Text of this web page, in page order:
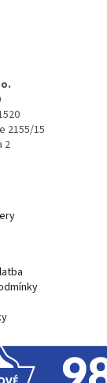
2155/15
2